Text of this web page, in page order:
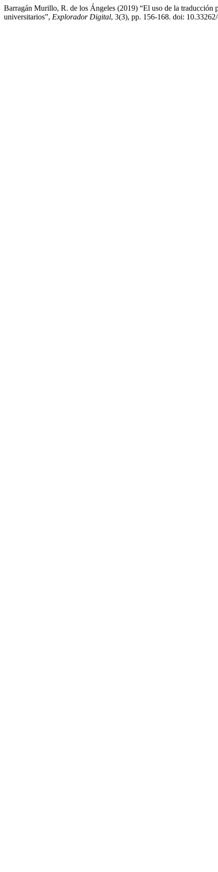
Barragán Murillo, R. de los Ángeles (2019) “El uso de la traducción
universitarios”, Explorador Digital, 3(3), pp. 156-168. doi: